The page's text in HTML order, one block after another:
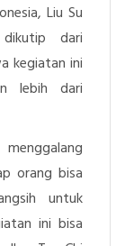
Liu Su
dari
kegiatan ini
lebih dari
orang bisa
untuk
ini bisa